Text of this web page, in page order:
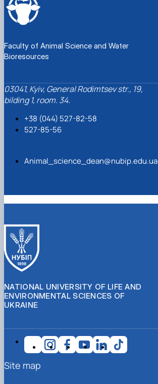
Faculty of Animal Science and Water
Bioresources
03041, Kyiv, General Rodimtsev str., 19,
bilding 1, room. 34.
+38 (044) 527-82-58
527-85-56
Animal_science_dean@nubip.edu.ua
NATIONAL UNIVERSITY OF LIFE AND
ENVIRONMENTAL SCIENCES OF
UKRAINE
Site map